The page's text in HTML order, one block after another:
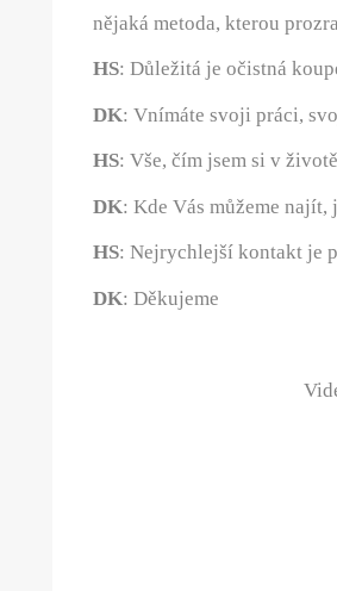
nějaká metoda, kterou
HS: Důležitá je očistná
DK: Vnímáte svoji práci,
HS: Vše, čím jsem si v
DK: Kde Vás můžeme
HS: Nejrychlejší kontakt je
DK: Děkujeme